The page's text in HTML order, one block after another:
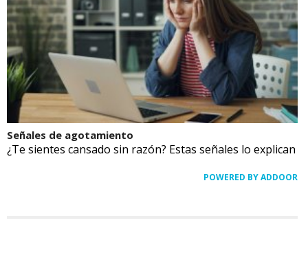
Señales de agotamiento
¿Te sientes cansado sin razón? Estas señales lo explican
POWERED BY ADDOOR